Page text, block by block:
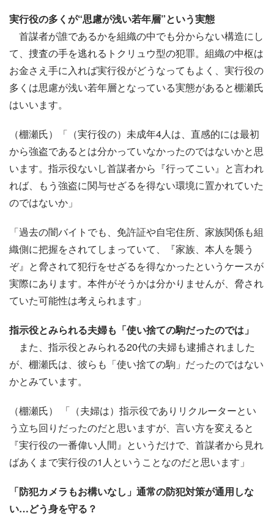
実行役の多くが“思慮が浅い若年層”という実態
首謀者が誰であるかを組織の中でも分からない構造にし
て、捜査の手を逃れるトクリュウ型の犯罪。組織の中枢は
お金さえ手に入れば実行役がどうなってもよく、実行役の
多くは思慮が浅い若年層となっている実態があると棚瀬氏
はいいます。
（棚瀬氏）「（実行役の）未成年4人は、直感的には最初
から強盗であるとは分かっていなかったのではないかと思
います。指示役ないし首謀者から『行ってこい』と言われ
れば、もう強盗に関与せざるを得ない環境に置かれていた
のではないか」
「過去の闇バイトでも、免許証や自宅住所、家族関係も組
織側に把握をされてしまっていて、『家族、本人を襲う
ぞ』と脅されて犯行をせざるを得なかったというケースが
実際にあります。本件がそうかは分かりませんが、脅され
ていた可能性は考えられます」
指示役とみられる夫婦も「使い捨ての駒だったのでは」
また、指示役とみられる20代の夫婦も逮捕されました
が、棚瀬氏は、彼らも「使い捨ての駒」だったのではない
かとみています。
（棚瀬氏） 「（夫婦は）指示役でありリクルーターとい
う立ち回りだったのだと思いますが、言い方を変えると
『実行役の一番偉い人間』というだけで、首謀者から見れ
ばあくまで実行役の1人ということなのだと思います」
「防犯カメラもお構いなし」通常の防犯対策が通用しな
い…どう身を守る？